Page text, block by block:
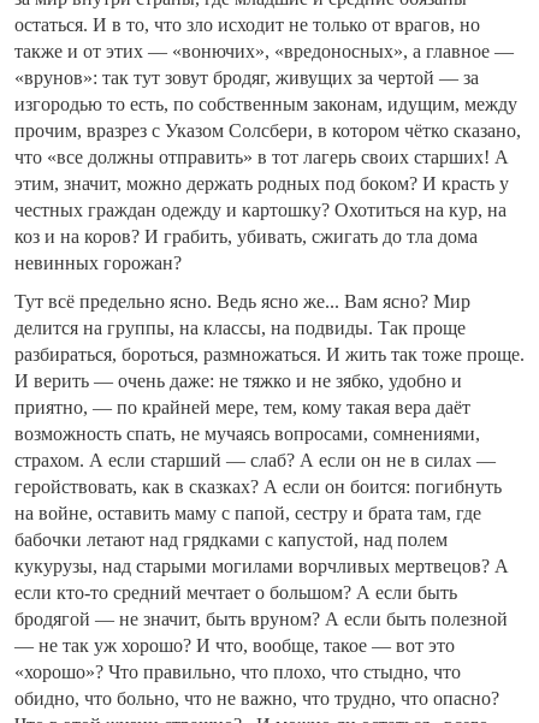
остаться. И в то, что зло исходит не только от врагов, но
также и от этих — «вонючих», «вредоносных», а главное —
«врунов»: так тут зовут бродяг, живущих за чертой — за
изгородью то есть, по собственным законам, идущим, между
прочим, вразрез с Указом Солсбери, в котором чётко сказано,
что «все должны отправить» в тот лагерь своих старших! А
этим, значит, можно держать родных под боком? И красть у
честных граждан одежду и картошку? Охотиться на кур, на
коз и на коров? И грабить, убивать, сжигать до тла дома
невинных горожан?
Тут всё предельно ясно. Ведь ясно же... Вам ясно? Мир
делится на группы, на классы, на подвиды. Так проще
разбираться, бороться, размножаться. И жить так тоже проще.
И верить — очень даже: не тяжко и не зябко, удобно и
приятно, — по крайней мере, тем, кому такая вера даёт
возможность спать, не мучаясь вопросами, сомнениями,
страхом. А если старший — слаб? А если он не в силах —
геройствовать, как в сказках? А если он боится: погибнуть
на войне, оставить маму с папой, сестру и брата там, где
бабочки летают над грядками с капустой, над полем
кукурузы, над старыми могилами ворчливых мертвецов? А
если кто-то средний мечтает о большом? А если быть
бродягой — не значит, быть вруном? А если быть полезной
— не так уж хорошо? И что, вообще, такое — вот это
«хорошо»? Что правильно, что плохо, что стыдно, что
обидно, что больно, что не важно, что трудно, что опасно?